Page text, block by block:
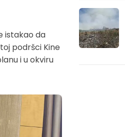
istakao da
podršci Kine
i u okviru